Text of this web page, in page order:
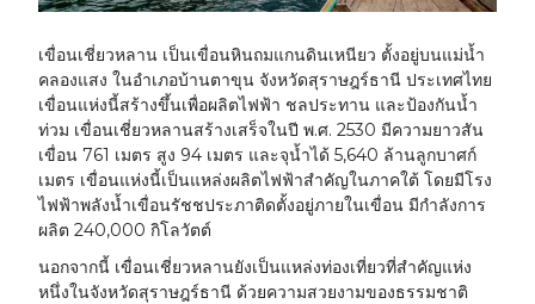
เขื่อนเชี่ยวหลาน เป็นเขื่อนหินถมแกนดินเหนียว ตั้งอยู่บนแม่น้ำ
คลองแสง ในอำเภอบ้านตาขุน จังหวัดสุราษฎร์ธานี ประเทศไทย
เขื่อนแห่งนี้สร้างขึ้นเพื่อผลิตไฟฟ้า ชลประทาน และป้องกันน้ำ
ท่วม เขื่อนเชี่ยวหลานสร้างเสร็จในปี พ.ศ. 2530 มีความยาวสัน
เขื่อน 761 เมตร สูง 94 เมตร และจุน้ำได้ 5,640 ล้านลูกบาศก์
เมตร เขื่อนแห่งนี้เป็นแหล่งผลิตไฟฟ้าสำคัญในภาคใต้ โดยมีโรง
ไฟฟ้าพลังน้ำเขื่อนรัชชประภาติดตั้งอยู่ภายในเขื่อน มีกำลังการ
ผลิต 240,000 กิโลวัตต์
นอกจากนี้ เขื่อนเชี่ยวหลานยังเป็นแหล่งท่องเที่ยวที่สำคัญแห่ง
หนึ่งในจังหวัดสุราษฎร์ธานี ด้วยความสวยงามของธรรมชาติ